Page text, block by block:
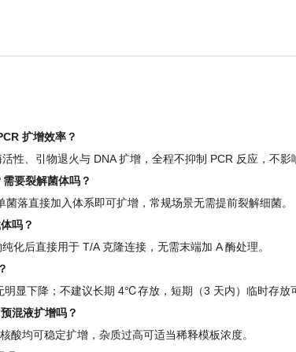
扩增效率？
性、引物退火与 DNA 扩增，全程不抑制 PCR 反应，不影
要裂解菌体吗？
落直接加入体系即可扩增，常规场景无需提前裂解细菌。
吗？
化后直接用于 T/A 克隆连接，无需末端加 A 酶处理。
显下降；不建议长期 4℃存放，短期（3 天内）临时存放
混液扩增吗？
均可稳定扩增，杂质过高可适当稀释模板浓度。